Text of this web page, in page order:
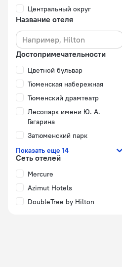
Центральный округ
Название отеля
Достопримечательности
Цветной бульвар
Тюменская набережная
Тюменский драмтеатр
Лесопарк имени Ю. А.
Гагарина
Затюменский парк
Показать еще 14
Сеть отелей
Mercure
Azimut Hotels
DoubleTree by Hilton